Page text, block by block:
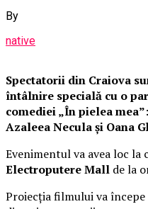
By
native
Spectatorii din Craiova
întâlnire specială cu o
comediei „În pielea
Azaleea Necula și Oana
Evenimentul va avea loc
Electroputere Mall de la
Proiecția filmului va